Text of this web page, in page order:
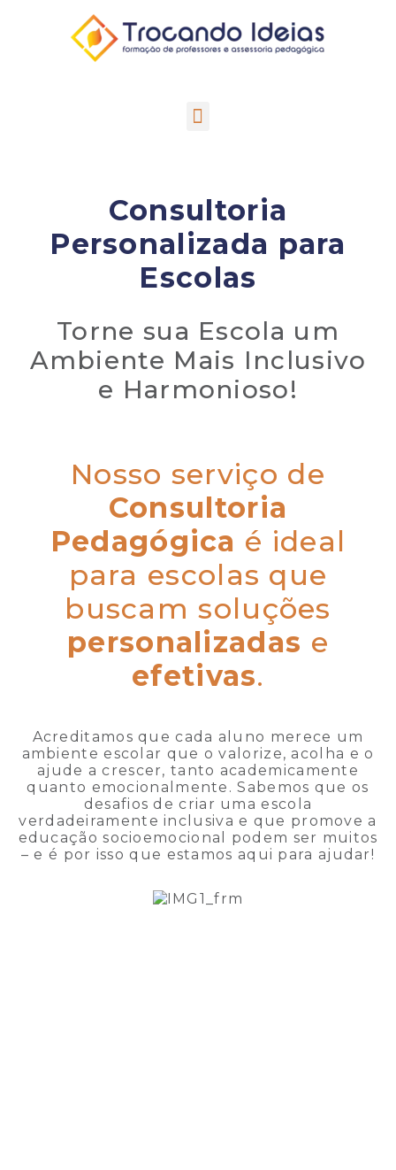
Consultoria
Personalizada para
Escolas
Torne sua Escola um
Ambiente Mais Inclusivo
e Harmonioso!
Nosso serviço de
Consultoria
Pedagógica é ideal
para escolas que
buscam soluções
personalizadas e
efetivas.
Acreditamos que cada aluno merece um
ambiente escolar que o valorize, acolha e o
ajude a crescer, tanto academicamente
quanto emocionalmente. Sabemos que os
desafios de criar uma escola
verdadeiramente inclusiva e que promove a
educação socioemocional podem ser muitos
– e é por isso que estamos aqui para ajudar!